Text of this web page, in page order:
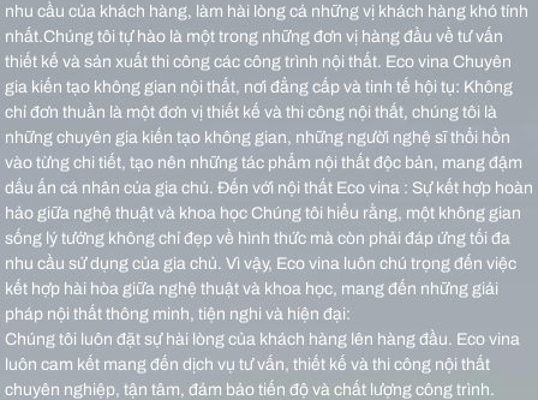
nhu cầu của khách hàng, làm hài lòng cả những vị khách hàng khó tính
nhất.Chúng tôi tự hào là một trong những đơn vị hàng đầu về tư vấn
thiết kế và sản xuất thi công các công trình nội thất. Eco vina Chuyên
gia kiến tạo không gian nội thất, nơi đẳng cấp và tinh tế hội tụ: Không
chỉ đơn thuần là một đơn vị thiết kế và thi công nội thất, chúng tôi là
những chuyên gia kiến tạo không gian, những người nghệ sĩ thổi hồn
vào từng chi tiết, tạo nên những tác phẩm nội thất độc bản, mang đậm
dấu ấn cá nhân của gia chủ. Đến với nội thất Eco vina : Sự kết hợp hoàn
hảo giữa nghệ thuật và khoa học Chúng tôi hiểu rằng, một không gian
sống lý tưởng không chỉ đẹp về hình thức mà còn phải đáp ứng tối đa
nhu cầu sử dụng của gia chủ. Vì vậy, Eco vina luôn chú trọng đến việc
kết hợp hài hòa giữa nghệ thuật và khoa học, mang đến những giải
pháp nội thất thông minh, tiện nghi và hiện đại:
Chúng tôi luôn đặt sự hài lòng của khách hàng lên hàng đầu. Eco vina
luôn cam kết mang đến dịch vụ tư vấn, thiết kế và thi công nội thất
chuyên nghiệp, tận tâm, đảm bảo tiến độ và chất lượng công trình.